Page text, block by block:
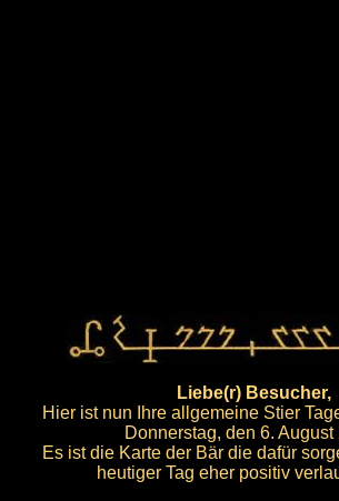
Liebe(r) Besucher,
Hier ist nun Ihre allgemeine Stier
Donnerstag, den 6. August
Es ist die Karte der Bär die dafür
heutiger Tag eher positiv